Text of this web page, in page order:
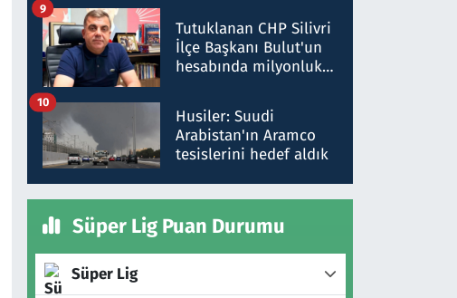
düşürüldüğü" iddiasını
yalanladı
Tutuklanan CHP Silivri
İlçe Başkanı Bulut'un
hesabında milyonluk
talimat verdi, ben
gönderdim
9
Husiler: Suudi
Arabistan'ın Aramco
tesislerini hedef aldık
10
Süper Lig Puan Durumu
Süper Lig